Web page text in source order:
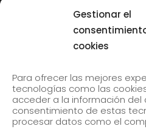
Gestionar el
cookies
Para ofrecer las mejores
tecnologías como las
acceder a la información del
consentimiento de estas
procesar datos como el
Tolliver en el 61 Jazzaldia
Subscribe to our newsletter